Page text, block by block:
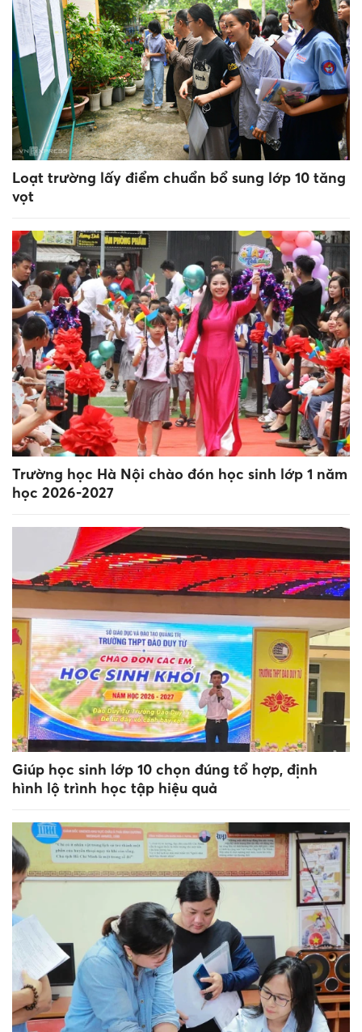
Loạt trường lấy điểm chuẩn bổ sung lớp 10 tăng
vọt
Trường học Hà Nội chào đón học sinh lớp 1 năm
học 2026-2027
Giúp học sinh lớp 10 chọn đúng tổ hợp, định
hình lộ trình học tập hiệu quả